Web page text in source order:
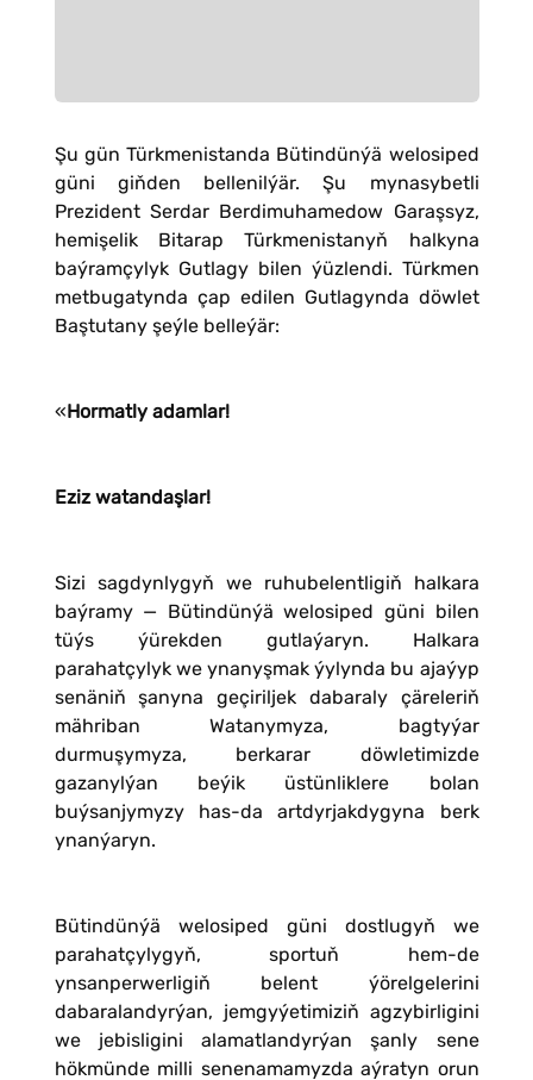
Şu gün Türkmenistanda Bütindünýä welosiped
güni giňden bellenilýär. Şu mynasybetli
Prezident Serdar Berdimuhamedow Garaşsyz,
hemişelik Bitarap Türkmenistanyň halkyna
baýramçylyk Gutlagy bilen ýüzlendi. Türkmen
metbugatynda çap edilen Gutlagynda döwlet
Baştutany şeýle belleýär:
«Hormatly adamlar!
Eziz watandaşlar!
Sizi sagdynlygyň we ruhubelentligiň halkara
baýramy — Bütindünýä welosiped güni bilen
tüýs ýürekden gutlaýaryn. Halkara
parahatçylyk we ynanyşmak ýylynda bu ajaýyp
senäniň şanyna geçiriljek dabaraly çäreleriň
mähriban Watanymyza, bagtyýar
durmuşymyza, berkarar döwletimizde
gazanylýan beýik üstünliklere bolan
buýsanjymyzy has-da artdyrjakdygyna berk
ynanýaryn.
Bütindünýä welosiped güni dostlugyň we
parahatçylygyň, sportuň hem-de
ynsanperwerligiň belent ýörelgelerini
dabaralandyrýan, jemgyýetimiziň agzybirligini
we jebisligini alamatlandyrýan şanly sene
hökmünde milli senenamamyzda aýratyn orun